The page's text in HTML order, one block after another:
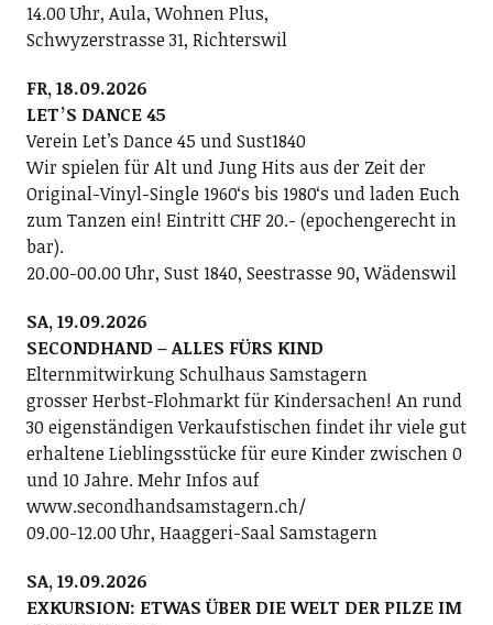
14.00 Uhr, Aula, Wohnen Plus,
Schwyzerstrasse 31, Richterswil
FR, 18.09.2026
LETʼS DANCE 45
Verein Letʼs Dance 45 und Sust1840
Wir spielen für Alt und Jung Hits aus der Zeit der
Original-Vinyl-Single 1960ʻs bis 1980ʻs und laden Euch
zum Tanzen ein! Eintritt CHF 20.- (epochengerecht in
bar).
20.00-00.00 Uhr, Sust 1840, Seestrasse 90, Wädenswil
SA, 19.09.2026
SECONDHAND – ALLES FÜRS KIND
Elternmitwirkung Schulhaus Samstagern
grosser Herbst-Flohmarkt für Kindersachen! An rund
30 eigenständigen Verkaufstischen findet ihr viele gut
erhaltene Lieblingsstücke für eure Kinder zwischen 0
und 10 Jahre. Mehr Infos auf
www.secondhandsamstagern.ch/
09.00-12.00 Uhr, Haaggeri-Saal Samstagern
SA, 19.09.2026
EXKURSION: ETWAS ÜBER DIE WELT DER PILZE IM